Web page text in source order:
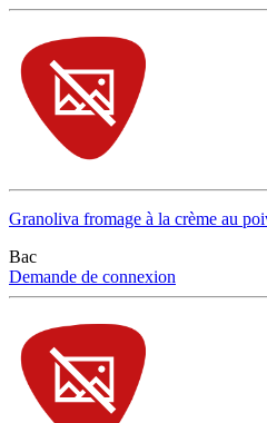
Granoliva fromage à la crème au
Bac
Demande de connexion